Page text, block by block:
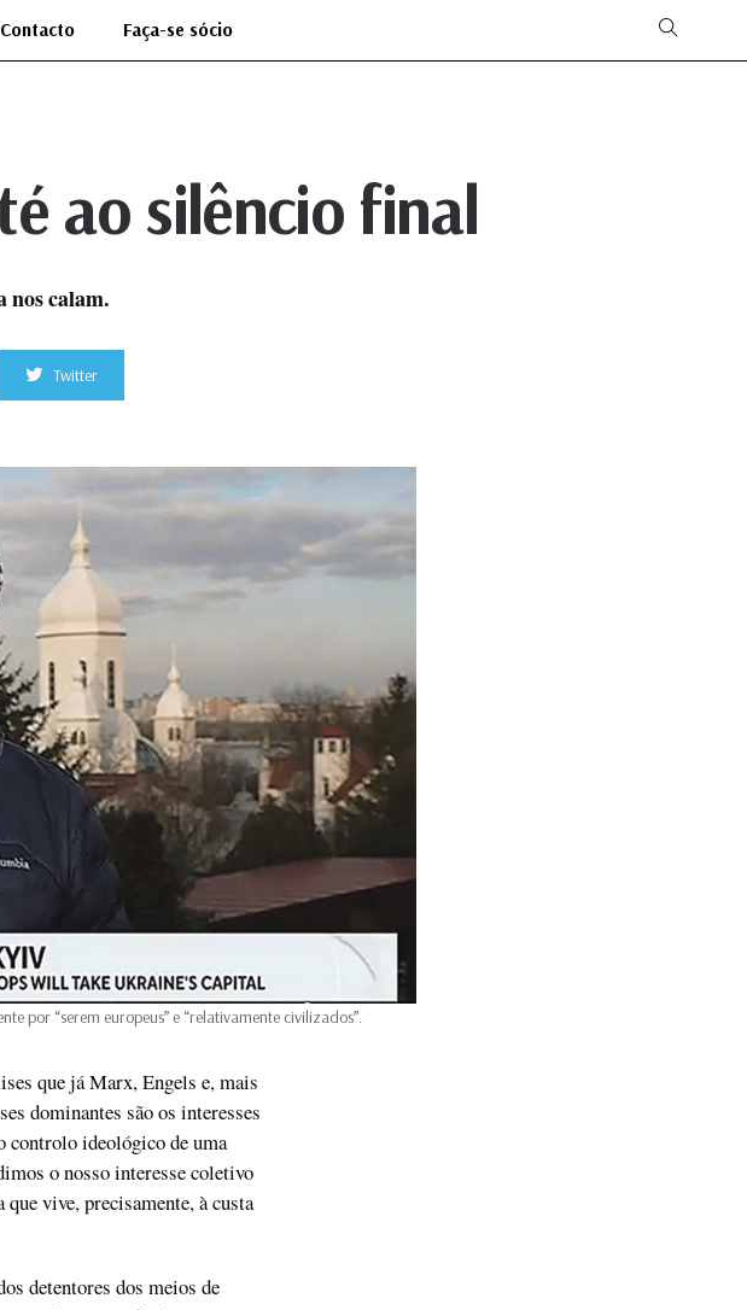
Contacto Faça-se sócio
ao silêncio final
nos calam.
Twitter
por “serem europeus” e “relativamente civilizados”.
que já Marx, Engels e, mais
dominantes são os interesses
controlo ideológico de uma
o nosso interesse coletivo
vive, precisamente, à custa
detentores dos meios de